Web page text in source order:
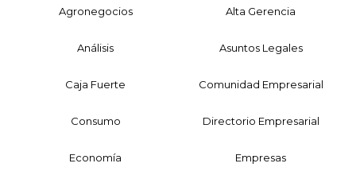
Agronegocios Alta Gerencia
Análisis Asuntos Legales
Caja Fuerte Comunidad Empresarial
Consumo Directorio Empresarial
Economía Empresas